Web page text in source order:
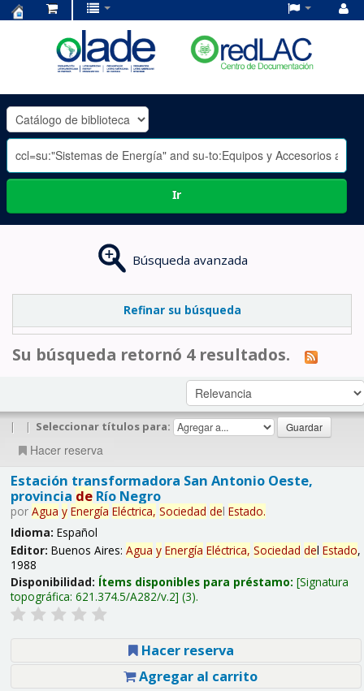
OLADE
-
Ir
Búsqueda avanzada
Refinar su búsqueda
Su búsqueda retornó 4 resultados.
| | Seleccionar títulos para:
Hacer reserva
Estación transformadora San Antonio Oeste,
provincia deRío Negro
por Agua y Energía Eléctrica, Sociedad del Estado.
Idioma: Español
Editor: Buenos Aires: Agua y Energía Eléctrica, Sociedad del Estado,
1988
Disponibilidad: Ítems disponibles para préstamo: Signatura
topográfica: 621.374.5/A282/v.2 (3).
Hacer reserva
Agregar al carrito